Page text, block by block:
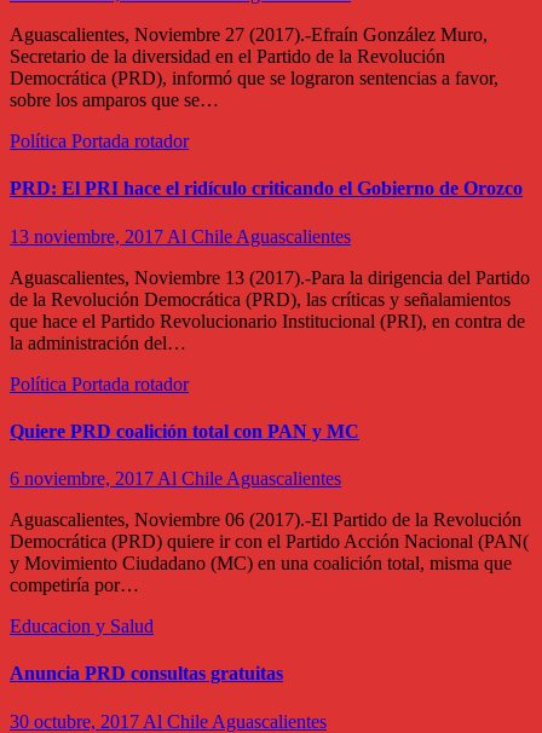
Aguascalientes, Noviembre 27 (2017).-Efraín González Muro,
Secretario de la diversidad en el Partido de la Revolución
Democrática (PRD), informó que se lograron sentencias a favor,
sobre los amparos que se…
Política Portada rotador
PRD: El PRI hace el ridículo criticando el Gobierno de Orozco
13 noviembre, 2017 Al Chile Aguascalientes
Aguascalientes, Noviembre 13 (2017).-Para la dirigencia del Partido
de la Revolución Democrática (PRD), las críticas y señalamientos
que hace el Partido Revolucionario Institucional (PRI), en contra de
la administración del…
Política Portada rotador
Quiere PRD coalición total con PAN y MC
6 noviembre, 2017 Al Chile Aguascalientes
Aguascalientes, Noviembre 06 (2017).-El Partido de la Revolución
Democrática (PRD) quiere ir con el Partido Acción Nacional (PAN(
y Movimiento Ciudadano (MC) en una coalición total, misma que
competiría por…
Educacion y Salud
Anuncia PRD consultas gratuitas
30 octubre, 2017 Al Chile Aguascalientes